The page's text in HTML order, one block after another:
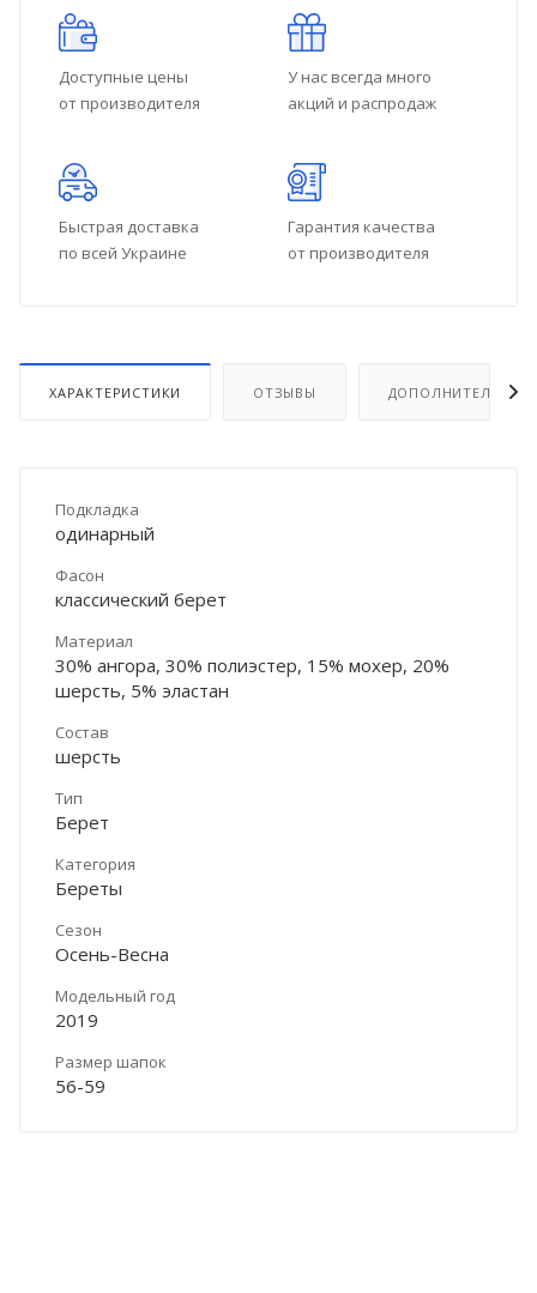
Доступные цены
от производителя
У нас всегда много
акций и распродаж
Быстрая доставка
по всей Украине
Гарантия качества
от производителя
ХАРАКТЕРИСТИКИ ОТЗЫВЫ ДОПОЛНИТЕЛЬНО
Подкладка
одинарный
Фасон
классический берет
Материал
30% ангора, 30% полиэстер, 15% мохер, 20%
шерсть, 5% эластан
Состав
шерсть
Тип
Берет
Категория
Береты
Сезон
Осень-Весна
Модельный год
2019
Размер шапок
56-59